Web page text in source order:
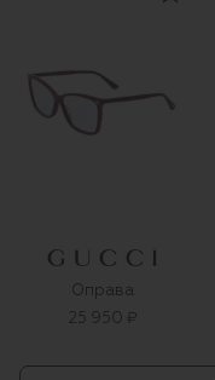
Оправа
25 950 ₽